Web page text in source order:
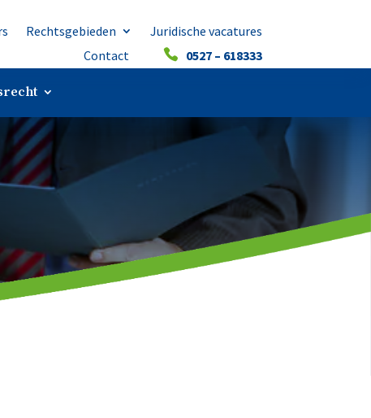
Rechtsgebieden
Juridische vacatures
Contact
0527 – 618333